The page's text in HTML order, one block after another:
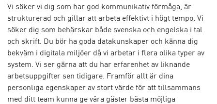
Vi söker vi dig som har god kommunikativ förmåga, är
strukturerad och gillar att arbeta effektivt i högt tempo. Vi
söker dig som behärskar både svenska och engelska i tal
och skrift. Du bör ha goda datakunskaper och känna dig
bekväm i digitala miljöer då vi arbetar i flera olika typer av
system. Vi ser gärna att du har erfarenhet av liknande
arbetsuppgifter sen tidigare. Framför allt är dina
personliga egenskaper av stort värde för att tillsammans
med ditt team kunna ge våra gäster bästa möjliga